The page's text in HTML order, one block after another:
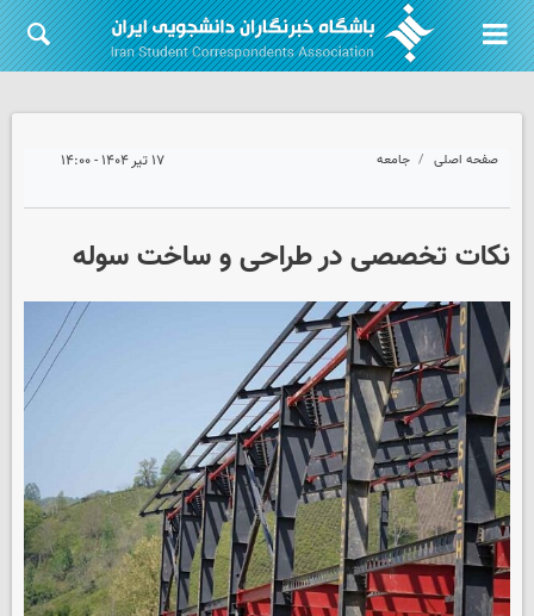
صفحه اصلی جامعه ۱۷ تیر ۱۴۰۴ - ۱۴:۰۰
نکات تخصصی در طراحی و ساخت سوله